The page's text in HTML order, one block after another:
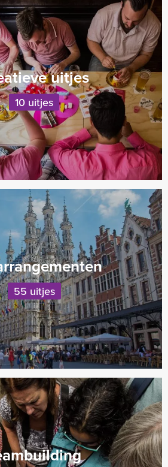
uitjes
10 uitjes
55 uitjes